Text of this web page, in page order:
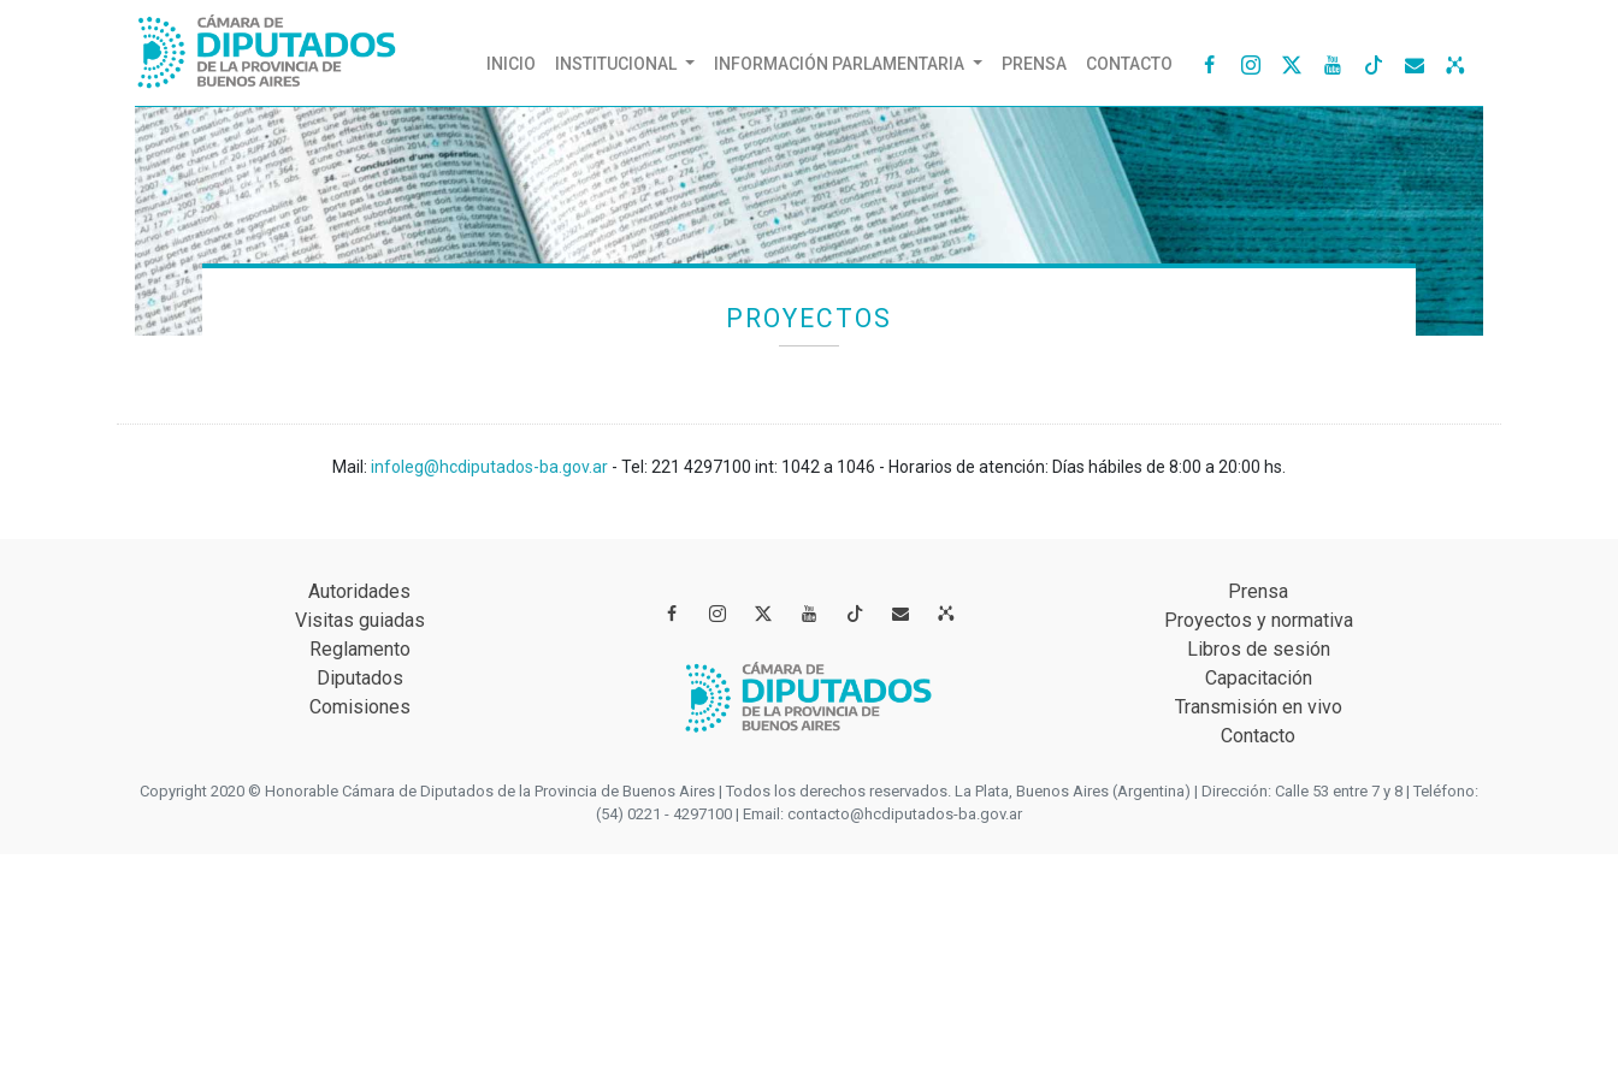
INICIO (CURRENT)
INSTITUCIONAL INFORMACIÓN PARLAMENTARIA PRENSA CONTACTO    
PROYECTOS
Mail: infoleg@hcdiputados-ba.gov.ar - Tel: 221 4297100 int: 1042 a 1046 - Horarios de atención: Días hábiles de 8:00 a 20:00 hs.
Autoridades
Visitas guiadas
Reglamento
Diputados
Comisiones
   
Prensa
Proyectos y normativa
Libros de sesión
Capacitación
Transmisión en vivo
Contacto
Copyright 2020 © Honorable Cámara de Diputados de la Provincia de Buenos Aires | Todos los derechos reservados. La Plata, Buenos Aires (Argentina) | Dirección: Calle 53 entre 7 y 8 | Teléfono:
(54) 0221 - 4297100 | Email: contacto@hcdiputados-ba.gov.ar